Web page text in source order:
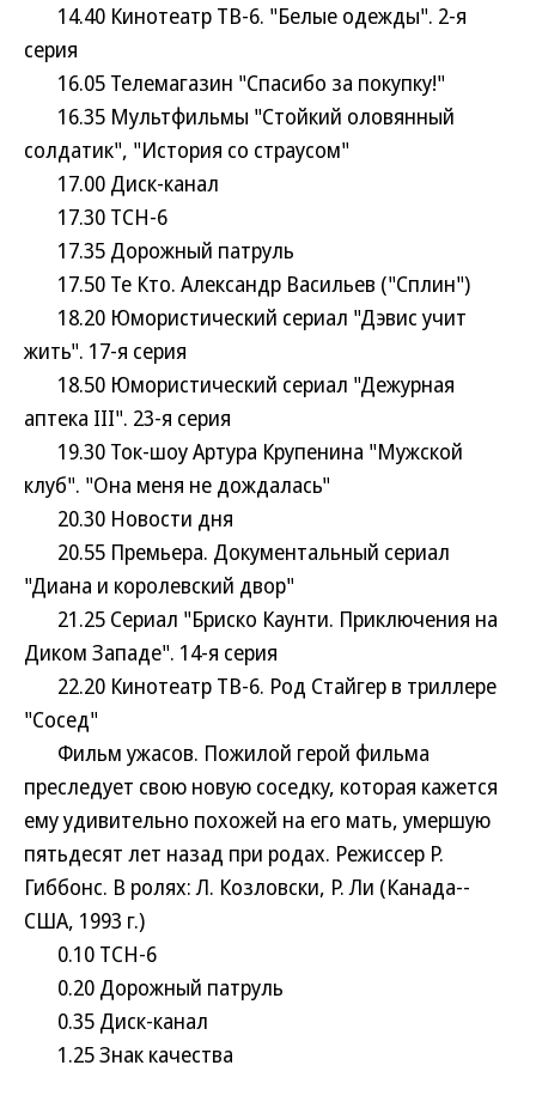
14.40 Кинотеатр ТВ-6. "Белые одежды". 2-я
серия
16.05 Телемагазин "Спасибо за покупку!"
16.35 Мультфильмы "Стойкий оловянный
солдатик", "История со страусом"
17.00 Диск-канал
17.30 ТСН-6
17.35 Дорожный патруль
17.50 Те Кто. Александр Васильев ("Сплин")
18.20 Юмористический сериал "Дэвис учит
жить". 17-я серия
18.50 Юмористический сериал "Дежурная
аптека III". 23-я серия
19.30 Ток-шоу Артура Крупенина "Мужской
клуб". "Она меня не дождалась"
20.30 Новости дня
20.55 Премьера. Документальный сериал
"Диана и королевский двор"
21.25 Сериал "Бриско Каунти. Приключения на
Диком Западе". 14-я серия
22.20 Кинотеатр ТВ-6. Род Стайгер в триллере
"Сосед"
Фильм ужасов. Пожилой герой фильма
преследует свою новую соседку, которая кажется
ему удивительно похожей на его мать, умершую
пятьдесят лет назад при родах. Режиссер Р.
Гиббонс. В ролях: Л. Козловски, Р. Ли (Канада--
США, 1993 г.)
0.10 ТСН-6
0.20 Дорожный патруль
0.35 Диск-канал
1.25 Знак качества